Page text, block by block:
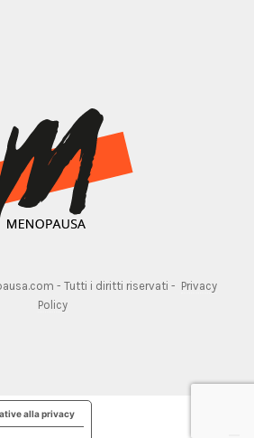
- Tutti i diritti riservati - Privacy
Policy
alla privacy